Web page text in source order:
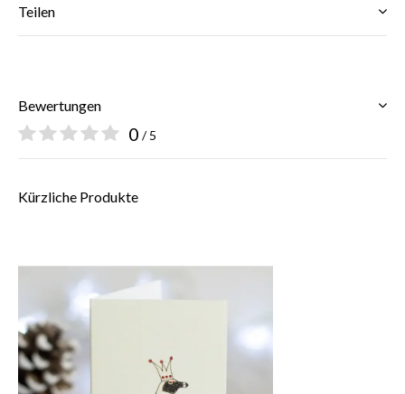
Teilen
Bewertungen
0 / 5
Kürzliche Produkte